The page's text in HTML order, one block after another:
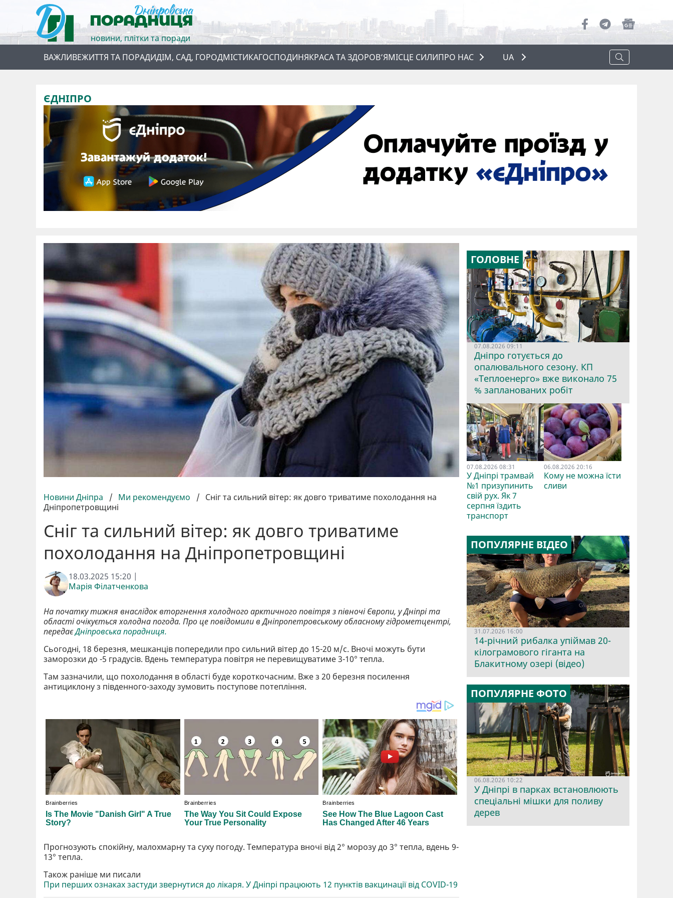
новини, плітки та поради
ВАЖЛИВЕЖИТТЯ ТА ПОРАДИДІМ, САД, ГОРОДМІСТИКАГОСПОДИНЯКРАСА ТА ЗДОРОВ’ЯМІСЦЕ СИЛИПРО НАС
ПРО НАС
UA
ЄДНІПРО
Новини Дніпра / Ми рекомендуємо / Сніг та сильний вітер: як довго триватиме похолодання на
Дніпропетровщині
Сніг та сильний вітер: як довго триватиме
похолодання на Дніпропетровщині
18.03.2025 15:20 |
Марія Філатченкова
На початку тижня внаслідок вторгнення холодного арктичного повітря з півночі Європи, у Дніпрі та
області очікується холодна погода. Про це повідомили в Дніпропетровському обласному гідрометцентрі,
передаєДніпровська порадниця.
Сьогодні, 18 березня, мешканців попередили про сильний вітер до 15-20 м/с. Вночі можуть бути
заморозки до -5 градусів. Вдень температура повітря не перевищуватиме 3-10° тепла.
Там зазначили, що похолодання в області буде короткочасним. Вже з 20 березня посилення
антициклону з південного-заходу зумовить поступове потепління.
Прогнозують спокійну, малохмарну та суху погоду. Температура вночі від 2° морозу до 3° тепла, вдень 9-
13° тепла.
Також раніше ми писали
При перших ознаках застуди звернутися до лікаря. У Дніпрі працюють 12 пунктів вакцинації від COVID-19
ГОЛОВНЕ
07.08.2026 09:11
Дніпро готується до
опалювального сезону. КП
«Теплоенерго» вже виконало 75
% запланованих робіт
07.08.2026 08:31
У Дніпрі трамвай
№1 призупинить
свій рух. Як 7
серпня їздить
транспорт
06.08.2026 20:16
Кому не можна їсти
сливи
ПОПУЛЯРНЕ ВІДЕО
31.07.2026 16:00
14-річний рибалка упіймав 20-
кілограмового гіганта на
Блакитному озері (відео)
ПОПУЛЯРНЕ ФОТО
06.08.2026 10:22
У Дніпрі в парках встановлюють
спеціальні мішки для поливу
дерев